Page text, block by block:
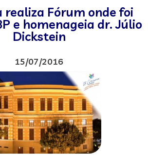
realiza Fórum onde foi
e homenageia dr. Júlio
Dickstein
15/07/2016